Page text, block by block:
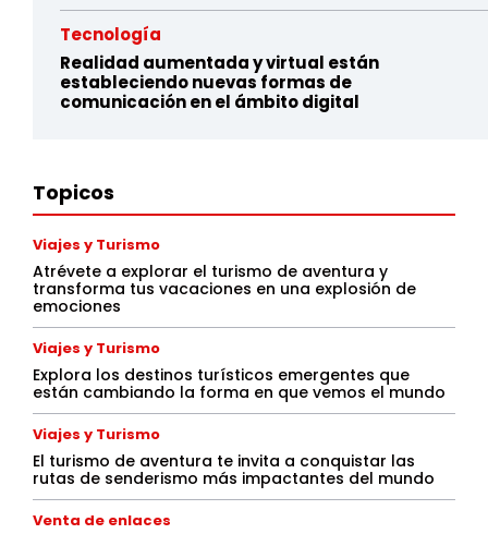
Tecnología
Realidad aumentada y virtual están
estableciendo nuevas formas de
comunicación en el ámbito digital
Topicos
Viajes y Turismo
Atrévete a explorar el turismo de aventura y
transforma tus vacaciones en una explosión de
emociones
Viajes y Turismo
Explora los destinos turísticos emergentes que
están cambiando la forma en que vemos el mundo
Viajes y Turismo
El turismo de aventura te invita a conquistar las
rutas de senderismo más impactantes del mundo
Venta de enlaces